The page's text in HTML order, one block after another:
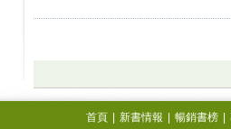
首頁 新書情報 暢銷書榜